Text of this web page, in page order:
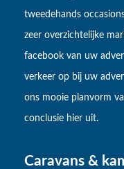
tweedehands
zeer overzichtelijke
facebook van uw
verkeer op bij uw
ons mooie planvorm
conclusie hier uit.
Caravans &